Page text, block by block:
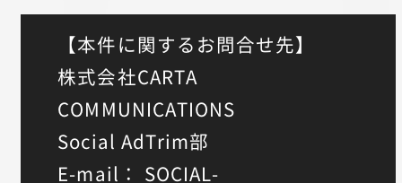
【本件に関するお問合せ先】
株式会社CARTA
COMMUNICATIONS
Social AdTrim部
E-mail： SOCIAL-